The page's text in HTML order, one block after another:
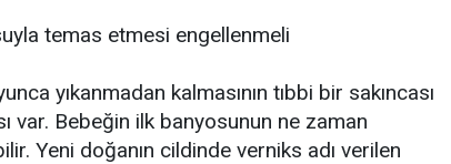
temas etmesi engellenmeli
yıkanmadan kalmasının tıbbi bir sakıncası
var. Bebeğin ilk banyosunun ne zaman
Yeni doğanın cildinde verniks adı verilen